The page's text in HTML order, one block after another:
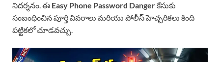
నిదర్శనం. ఈ Easy Phone Password Dangerకేసుకు
సంబంధించిన పూర్తి వివరాలు మరియు పోలీస్ హెచ్చరికలు కింది
పట్టికలో చూడవచ్చు.